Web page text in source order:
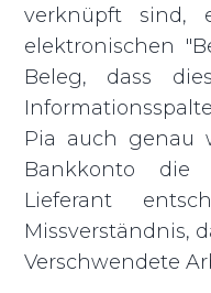
verknüpft sind,
elektronischen
Beleg, dass
Pia auch genau
Bankkonto die
Lieferant
Missverständnis,
Verschwendete